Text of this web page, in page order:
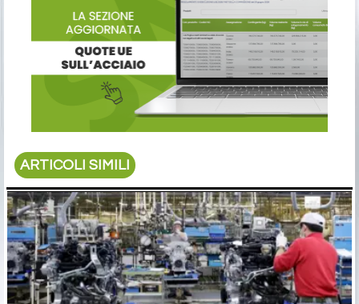
ARTICOLI SIMILI